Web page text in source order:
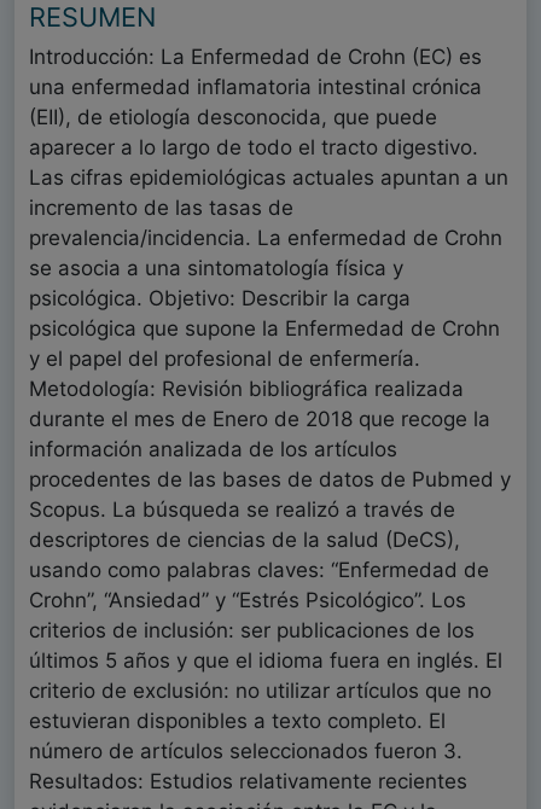
RESUMEN
Introducción: La Enfermedad de Crohn (EC) es
una enfermedad inflamatoria intestinal crónica
(EII), de etiología desconocida, que puede
aparecer a lo largo de todo el tracto digestivo.
Las cifras epidemiológicas actuales apuntan a un
incremento de las tasas de
prevalencia/incidencia. La enfermedad de Crohn
se asocia a una sintomatología física y
psicológica. Objetivo: Describir la carga
psicológica que supone la Enfermedad de Crohn
y el papel del profesional de enfermería.
Metodología: Revisión bibliográfica realizada
durante el mes de Enero de 2018 que recoge la
información analizada de los artículos
procedentes de las bases de datos de Pubmed y
Scopus. La búsqueda se realizó a través de
descriptores de ciencias de la salud (DeCS),
usando como palabras claves: “Enfermedad de
Crohn”, “Ansiedad” y “Estrés Psicológico”. Los
criterios de inclusión: ser publicaciones de los
últimos 5 años y que el idioma fuera en inglés. El
criterio de exclusión: no utilizar artículos que no
estuvieran disponibles a texto completo. El
número de artículos seleccionados fueron 3.
Resultados: Estudios relativamente recientes